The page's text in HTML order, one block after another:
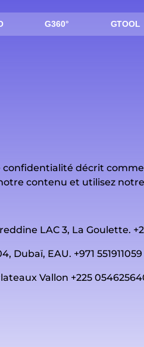
G360° GTOOL
décrit
contenu et utilisez
LAC 3, La Goulette.
Dubaï, EAU. +971 551911059
Vallon +225